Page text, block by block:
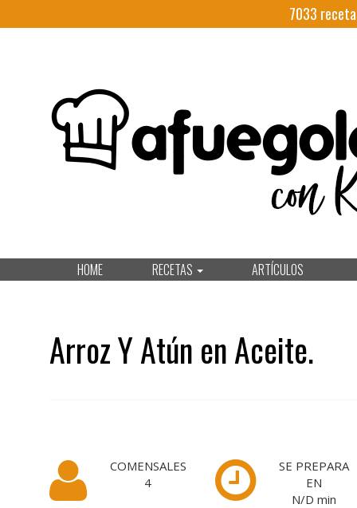
7033
HOME RECETAS ARTÍCULOS
Arroz Y Atún en Aceite.
COMENSALES
4
SE PREPARA
EN
N/D min